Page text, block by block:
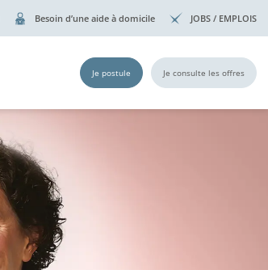
Besoin d’une aide à domicile JOBS / EMPLOIS
Je postule Je consulte les offres